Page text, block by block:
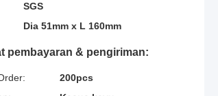
SGS
Dia 51mm x L 160mm
pembayaran & pengiriman:
200pcs